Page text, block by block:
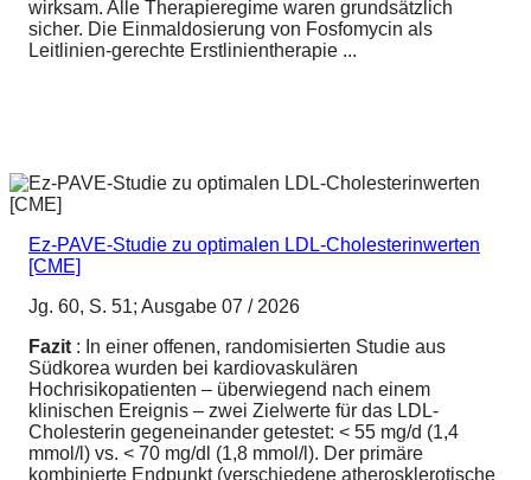
wirksam. Alle Therapieregime waren grundsätzlich
sicher. Die Einmaldosierung von Fosfomycin als
Leitlinien-gerechte Erstlinientherapie ...
Ez-PAVE-Studie zu optimalen LDL-Cholesterinwerten
[CME]
Jg. 60, S. 51; Ausgabe 07 / 2026
Fazit : In einer offenen, randomisierten Studie aus
Südkorea wurden bei kardiovaskulären
Hochrisikopatienten – überwiegend nach einem
klinischen Ereignis – zwei Zielwerte für das LDL-
Cholesterin gegeneinander getestet: < 55 mg/d (1,4
mmol/l) vs. < 70 mg/dl (1,8 mmol/l). Der primäre
kombinierte Endpunkt (verschiedene atherosklerotische